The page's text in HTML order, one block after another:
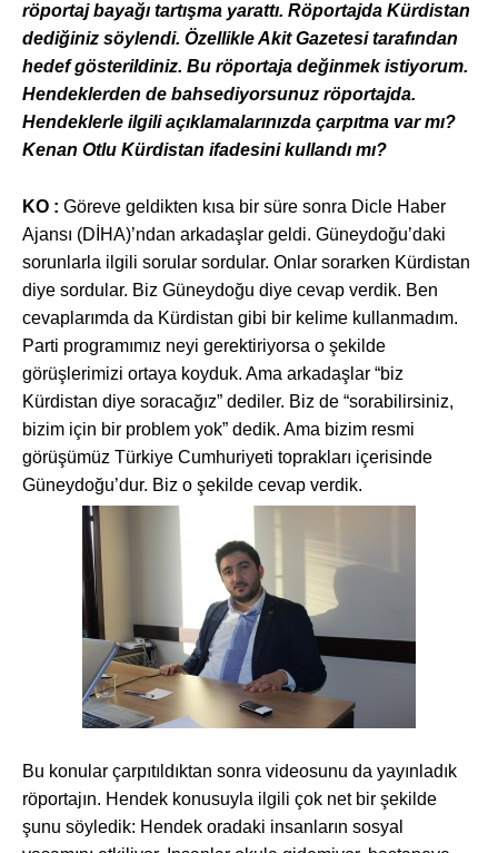
röportaj bayağı tartışma yarattı. Röportajda Kürdistan
dediğiniz söylendi. Özellikle Akit Gazetesi tarafından
hedef gösterildiniz. Bu röportaja değinmek istiyorum.
Hendeklerden de bahsediyorsunuz röportajda.
Hendeklerle ilgili açıklamalarınızda çarpıtma var mı?
Kenan Otlu Kürdistan ifadesini kullandı mı?
KO : Göreve geldikten kısa bir süre sonra Dicle Haber
Ajansı (DİHA)’ndan arkadaşlar geldi. Güneydoğu’daki
sorunlarla ilgili sorular sordular. Onlar sorarken Kürdistan
diye sordular. Biz Güneydoğu diye cevap verdik. Ben
cevaplarımda da Kürdistan gibi bir kelime kullanmadım.
Parti programımız neyi gerektiriyorsa o şekilde
görüşlerimizi ortaya koyduk. Ama arkadaşlar “biz
Kürdistan diye soracağız” dediler. Biz de “sorabilirsiniz,
bizim için bir problem yok” dedik. Ama bizim resmi
görüşümüz Türkiye Cumhuriyeti toprakları içerisinde
Güneydoğu’dur. Biz o şekilde cevap verdik.
Bu konular çarpıtıldıktan sonra videosunu da yayınladık
röportajın. Hendek konusuyla ilgili çok net bir şekilde
şunu söyledik: Hendek oradaki insanların sosyal